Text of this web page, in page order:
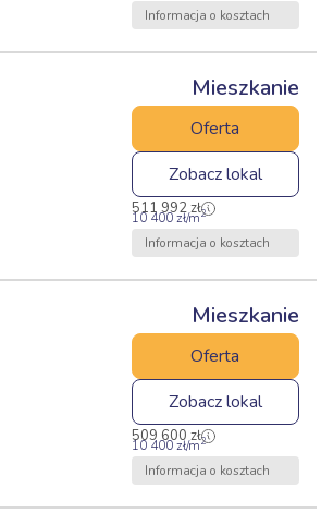
Informacja o kosztach
Mieszkanie
Oferta
Zobacz lokal
511 992zł
10 400zł/m2
Informacja o kosztach
Mieszkanie
Oferta
Zobacz lokal
509 600 zł
10 400zł/m2
Informacja o kosztach